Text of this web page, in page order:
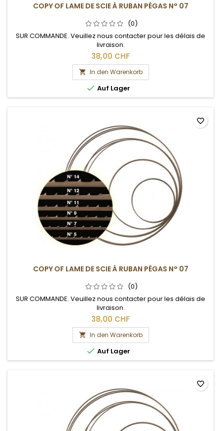
COPY OF LAME DE SCIE À RUBAN PÉGAS N° 07
(0)
SUR COMMANDE. Veuillez nous contacter pour les délais de
livraison.
38,00 CHF
 In den Warenkorb
 Auf Lager
COPY OF LAME DE SCIE À RUBAN PÉGAS N° 07
(0)
SUR COMMANDE. Veuillez nous contacter pour les délais de
livraison.
38,00 CHF
 In den Warenkorb
 Auf Lager
favorite_border
favorite_border